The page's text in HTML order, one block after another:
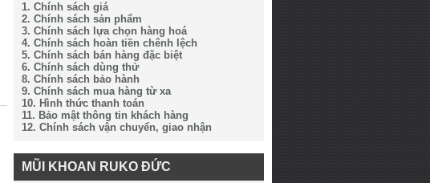
1. Chính sách giá
2. Chính sách sản phẩm
3. Chính sách lựa chọn hàng hoá
4. Chính sách hoàn tiền chênh lệch
5. Chính sách bán hàng đặc biệt
6. Chính sách dùng thử
8. Chính sách bảo hành
9. Chính sách mua hàng từ xa
10. Hình thức thanh toán
11. Bảo mật thông tin khách hàng
12. Chính sách vận chuyển, giao nhận
MŨI KHOAN RUKO ĐỨC